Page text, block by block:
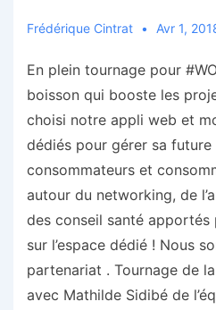
Frédérique Cintrat Avr 1,
En plein tournage pour
boisson qui booste les
choisi notre appli web et
dédiés pour gérer sa
consommateurs et
autour du networking, de
des conseil santé apportés
sur l’espace dédié ! Nous
partenariat . Tournage de
avec Mathilde Sidibé de